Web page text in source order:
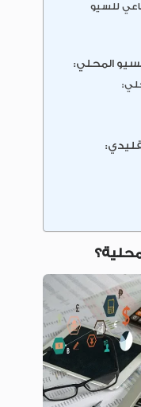
للسيو